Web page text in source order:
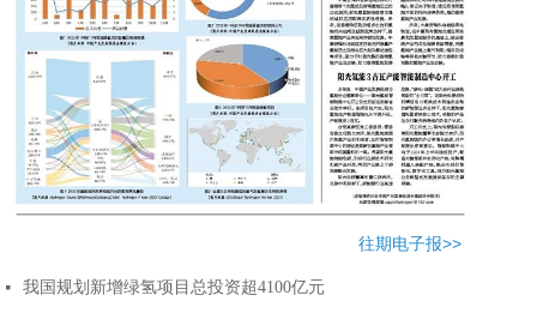
넷 我国规划新增绿氢项目总投资超4100亿元
往期电子报>>